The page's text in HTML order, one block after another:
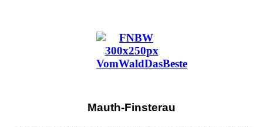
Mauth-Finsterau